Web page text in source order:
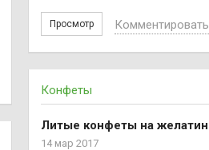
Просмотр Комментировать
Конфеты
Литые конфеты на
14 мар 2017